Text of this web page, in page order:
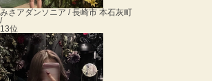
みさ アダンソニア / 長崎市 本石灰町
/
13位